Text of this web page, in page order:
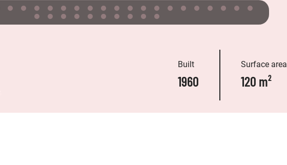
Built
1960
Surface area
120 m²